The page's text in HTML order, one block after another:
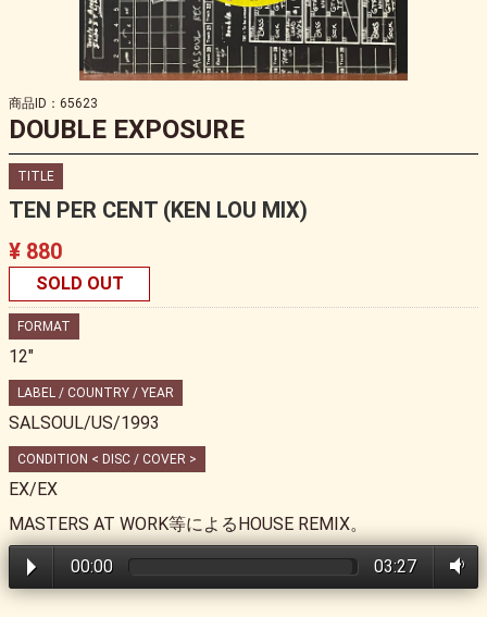
商品ID：65623
DOUBLE EXPOSURE
TITLE
TEN PER CENT (KEN LOU MIX)
¥ 880
SOLD OUT
FORMAT
12"
LABEL / COUNTRY / YEAR
SALSOUL/US/1993
CONDITION < DISC / COVER >
EX/EX
MASTERS AT WORK等によるHOUSE REMIX。
00:00 03:27